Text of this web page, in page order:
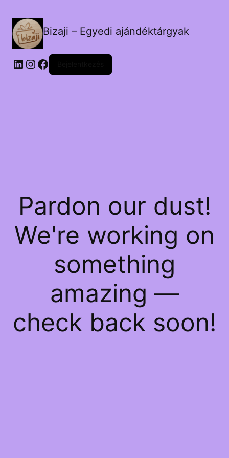
Bizaji – Egyedi ajándéktárgyak
LinkedIn
Instagram
Facebook
Pardon our dust!
We're working on
something
amazing —
check back soon!